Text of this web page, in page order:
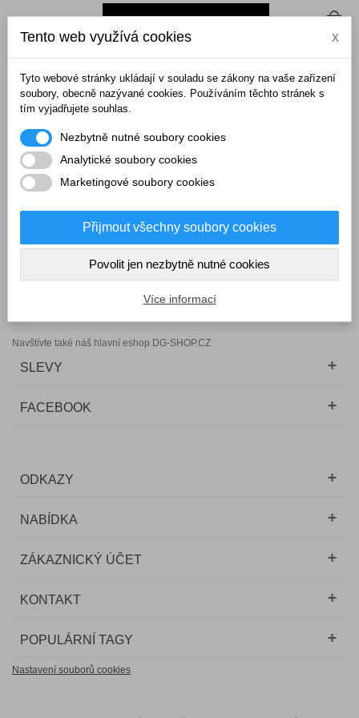
Domů > Kosmetika > Tělová kosmetika > Sprchové gely
SPRCHOVÉ GELY
Pro zobrazení produktů pokračujte výběrem podkategorie
EGO-MAN.CZ
Vybíráme ty nejzajímavější kousky. S našimi oděvy rozhodně není žádná
nuda a okolí rozhodně zaujmete. Tyto skvělé kousky nabízíme za velmi
dobré ceny. Jste to právě Vy, zákazníci, kteří ovlivňují nabídku zboží u nás.
Navštívte také náš hlavní eshop DG-SHOP.CZ
SLEVY
FACEBOOK
ODKAZY
NABÍDKA
ZÁKAZNICKÝ ÚČET
KONTAKT
POPULÁRNÍ TAGY
Nastavení souborů cookies
Tento web využívá cookies x
Tyto webové stránky ukládají v souladu se zákony na vaše zařízení
soubory, obecně nazývané cookies. Používáním těchto stránek s
tím vyjadřujete souhlas.
Nezbytně nutné soubory cookies
Analytické soubory cookies
Marketingové soubory cookies
Přijmout všechny soubory cookies
Povolit jen nezbytně nutné cookies
Více informací